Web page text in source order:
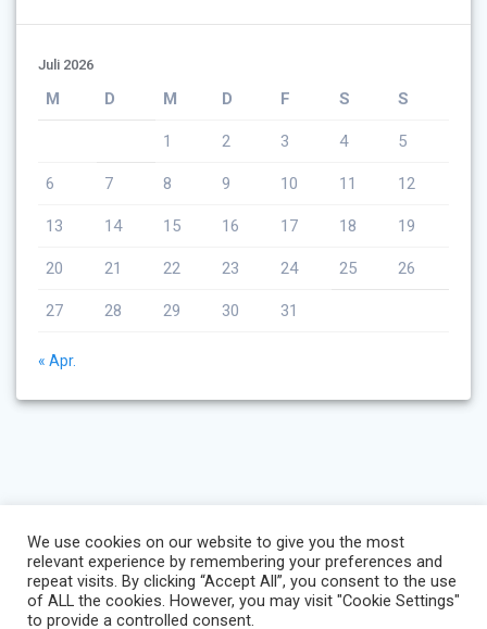
Juli 2026
M D M D F S S
1 2 3 4 5
6 7 8 9 10 11 12
13 14 15 16 17 18 19
20 21 22 23 24 25 26
27 28 29 30 31
« Apr.
We use cookies on our website to give you the most
relevant experience by remembering your preferences and
repeat visits. By clicking “Accept All”, you consent to the use
of ALL the cookies. However, you may visit "Cookie Settings"
to provide a controlled consent.